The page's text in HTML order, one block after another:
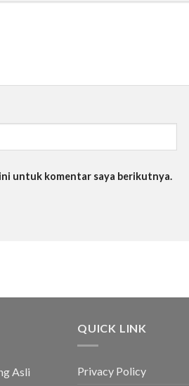
ini untuk komentar saya berikutnya.
Asli
QUICK LINK
Privacy Policy